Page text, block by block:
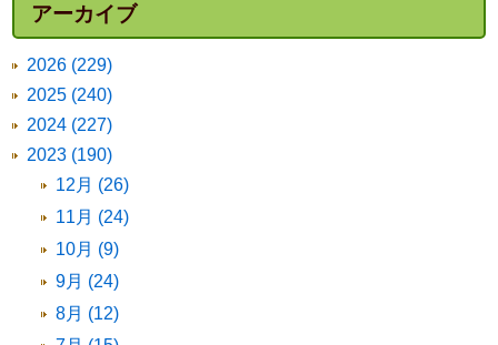
アーカイブ
2026 (229)
2025 (240)
2024 (227)
2023 (190)
12月 (26)
11月 (24)
10月 (9)
9月 (24)
8月 (12)